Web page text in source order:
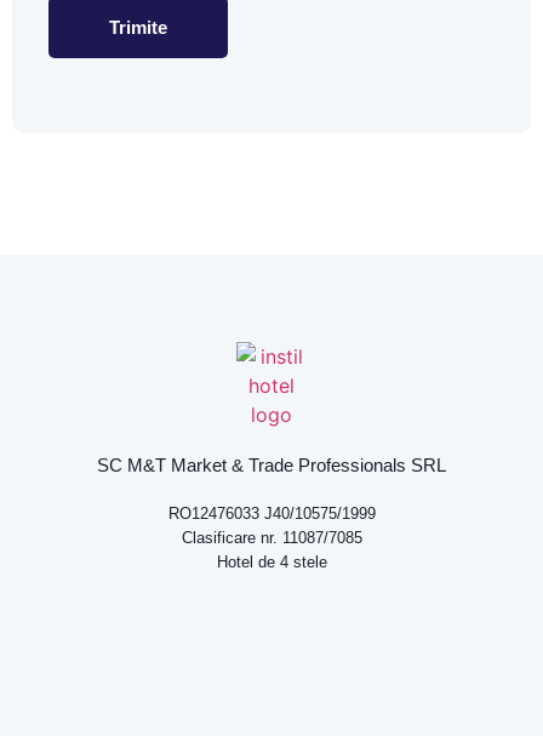
Trimite
SC M&T Market & Trade Professionals SRL
RO12476033 J40/10575/1999
Clasificare nr. 11087/7085
Hotel de 4 stele